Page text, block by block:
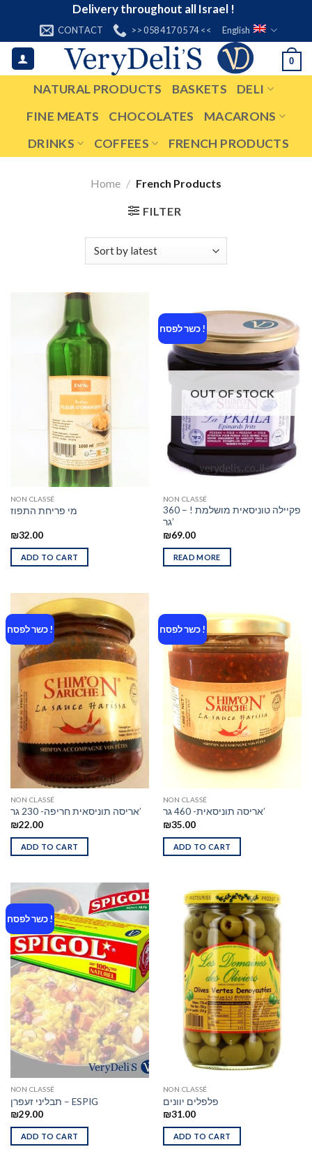
content
Delivery throughout all Israel !
CONTACT >> 058 417 05 74 << English
0
NATURAL PRODUCTS BASKETS
DELI
FINE MEATS
CHOCOLATES
MACARONS
DRINKS
COFFEES FRENCH PRODUCTS
Home / French Products
FILTER
NON CLASSÉ
מי פריחת התפוז
₪32.00
ADD TO CART
כשר לפסח !
OUT OF STOCK
NON CLASSÉ
פקיילה טוניסאית מושלמת ! – 360
גר’
₪69.00
READ MORE
כשר לפסח !
NON CLASSÉ
אריסה תוניסאית חריפה- 230 גר’
₪22.00
ADD TO CART
כשר לפסח !
NON CLASSÉ
אריסה תוניסאית- 460 גר’
₪35.00
ADD TO CART
כשר לפסח !
NON CLASSÉ
תבליני זעפרן – ESPIG
₪29.00
ADD TO CART
NON CLASSÉ
פלפלים יוונים
₪31.00
ADD TO CART